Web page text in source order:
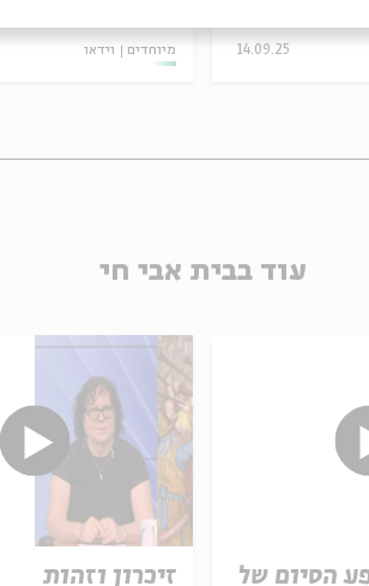
מיוחדים וידאו 14.09.25
עוד בבית אבי חי
זיכרון וזהות
הסיום של